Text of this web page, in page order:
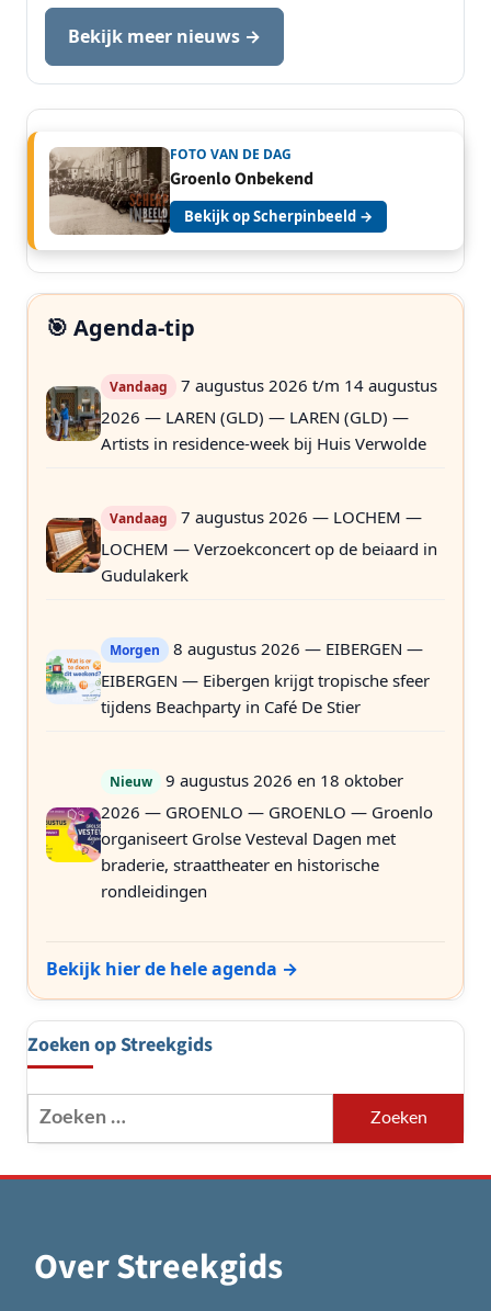
Bekijk meer nieuws →
FOTO VAN DE DAG
Groenlo Onbekend
Bekijk op Scherpinbeeld →
🎯 Agenda-tip
Vandaag
7 augustus 2026 t/m 14 augustus
2026 — LAREN (GLD) — LAREN (GLD) —
Artists in residence-week bij Huis Verwolde
Vandaag
7 augustus 2026 — LOCHEM —
LOCHEM — Verzoekconcert op de beiaard in
Gudulakerk
Morgen
8 augustus 2026 — EIBERGEN —
EIBERGEN — Eibergen krijgt tropische sfeer
tijdens Beachparty in Café De Stier
Nieuw
9 augustus 2026 en 18 oktober
2026 — GROENLO — GROENLO — Groenlo
organiseert Grolse Vesteval Dagen met
braderie, straattheater en historische
rondleidingen
Bekijk hier de hele agenda →
Zoeken op Streekgids
Zoeken
naar:
Over Streekgids